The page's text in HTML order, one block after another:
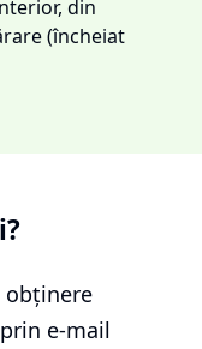
din
(încheiat
obținere
e-mail